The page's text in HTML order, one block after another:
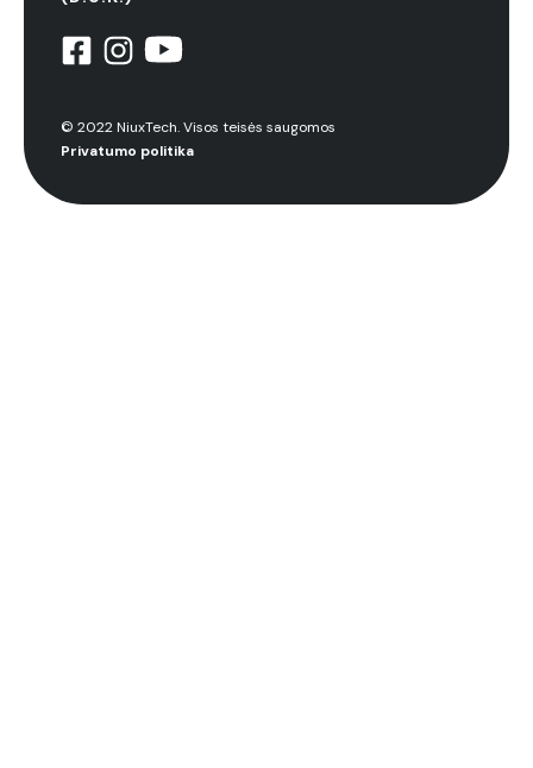
© 2022 NiuxTech. Visos teisės saugomos
Privatumo politika